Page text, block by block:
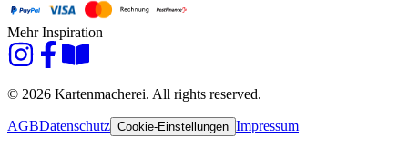
Mehr Inspiration
© 2026 Kartenmacherei. All rights reserved.
AGBDatenschutz Cookie-Einstellungen Impressum